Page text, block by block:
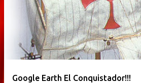
Google Earth El Conquistador!!!